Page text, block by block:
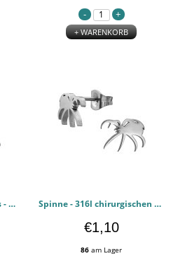
+ WARENKORB
Cartoonartige Fledermaus - 316l chirurgischen Edelstahl Ohrstecker PCJW50361 Spinne - 316l chirurgischen Edelstahl Ohrstecker PCJW50360
€1,10
86 am Lager